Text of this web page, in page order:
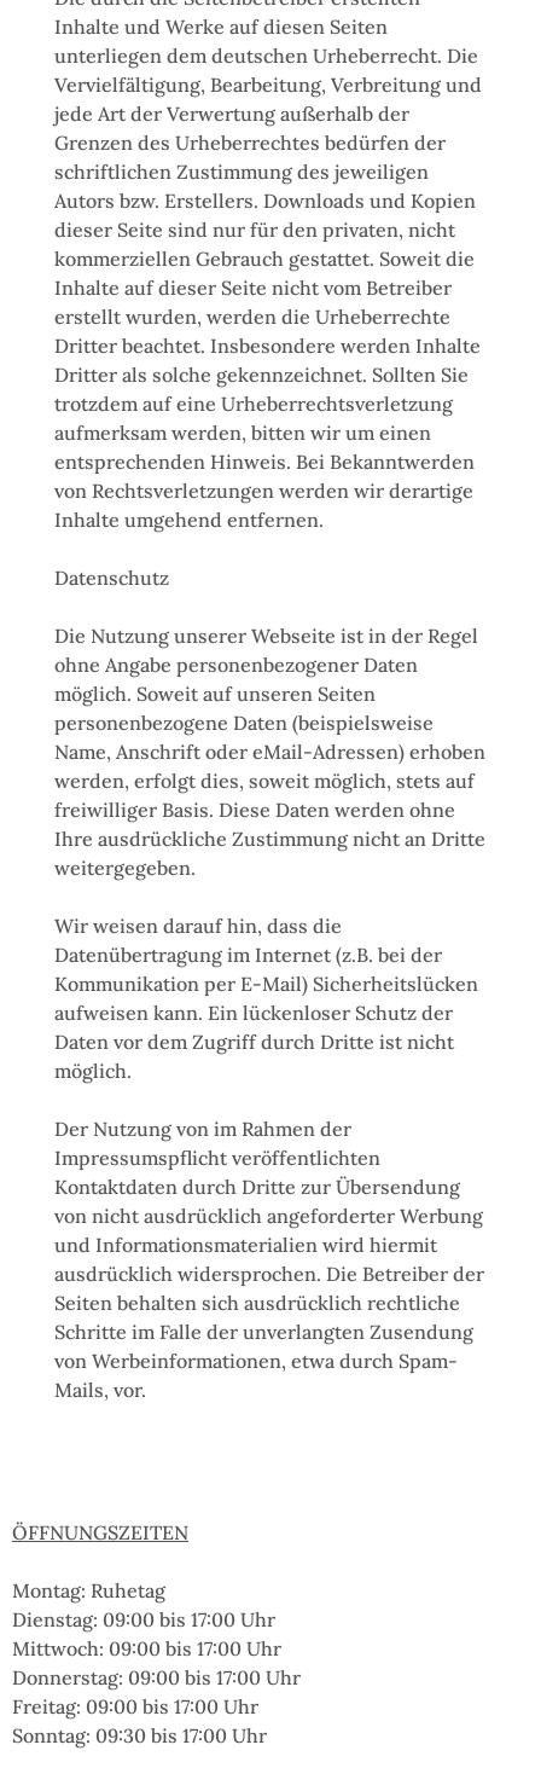
Inhalte und Werke auf diesen Seiten
unterliegen dem deutschen Urheberrecht. Die
Vervielfältigung, Bearbeitung, Verbreitung und
jede Art der Verwertung außerhalb der
Grenzen des Urheberrechtes bedürfen der
schriftlichen Zustimmung des jeweiligen
Autors bzw. Erstellers. Downloads und Kopien
dieser Seite sind nur für den privaten, nicht
kommerziellen Gebrauch gestattet. Soweit die
Inhalte auf dieser Seite nicht vom Betreiber
erstellt wurden, werden die Urheberrechte
Dritter beachtet. Insbesondere werden Inhalte
Dritter als solche gekennzeichnet. Sollten Sie
trotzdem auf eine Urheberrechtsverletzung
aufmerksam werden, bitten wir um einen
entsprechenden Hinweis. Bei Bekanntwerden
von Rechtsverletzungen werden wir derartige
Inhalte umgehend entfernen.
Datenschutz
Die Nutzung unserer Webseite ist in der Regel
ohne Angabe personenbezogener Daten
möglich. Soweit auf unseren Seiten
personenbezogene Daten (beispielsweise
Name, Anschrift oder eMail-Adressen) erhoben
werden, erfolgt dies, soweit möglich, stets auf
freiwilliger Basis. Diese Daten werden ohne
Ihre ausdrückliche Zustimmung nicht an Dritte
weitergegeben.
Wir weisen darauf hin, dass die
Datenübertragung im Internet (z.B. bei der
Kommunikation per E-Mail) Sicherheitslücken
aufweisen kann. Ein lückenloser Schutz der
Daten vor dem Zugriff durch Dritte ist nicht
möglich.
Der Nutzung von im Rahmen der
Impressumspflicht veröffentlichten
Kontaktdaten durch Dritte zur Übersendung
von nicht ausdrücklich angeforderter Werbung
und Informationsmaterialien wird hiermit
ausdrücklich widersprochen. Die Betreiber der
Seiten behalten sich ausdrücklich rechtliche
Schritte im Falle der unverlangten Zusendung
von Werbeinformationen, etwa durch Spam-
Mails, vor.
ÖFFNUNGSZEITEN
Montag: Ruhetag
Dienstag: 09:00 bis 17:00 Uhr
Mittwoch: 09:00 bis 17:00 Uhr
Donnerstag: 09:00 bis 17:00 Uhr
Freitag: 09:00 bis 17:00 Uhr
Sonntag: 09:30 bis 17:00 Uhr